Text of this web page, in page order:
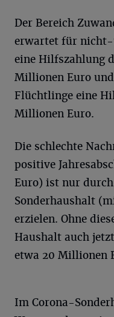
Der Bereich
erwartet für
eine Hilfszahlung
Millionen Euro
Flüchtlinge eine
Millionen Euro.
Die schlechte
positive
Euro) ist nur
Sonderhaushalt
erzielen. Ohne
Haushalt auch
etwa 20 Millionen
Im Corona-